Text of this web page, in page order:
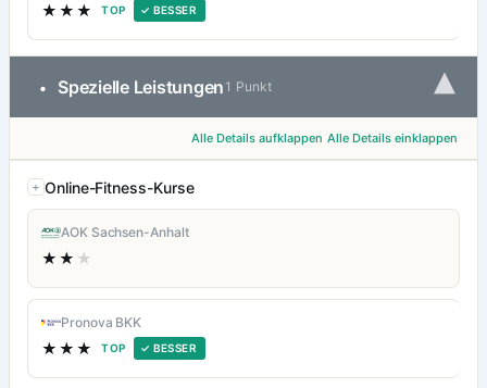
★★★ TOP ✓ BESSER
• Spezielle Leistungen 1 Punkt ▾
Alle Details aufklappen Alle Details einklappen
Online-Fitness-Kurse
AOK Sachsen-Anhalt
★★ ★
Pronova BKK
★★★ TOP ✓ BESSER